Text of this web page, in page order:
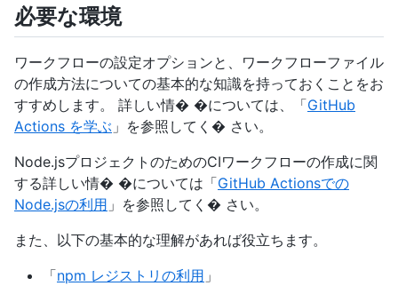
必要な環境
ワークフローの設定オプションと、ワークフローファイル
の作成方法についての基本的な知識を持っておくことをお
すすめします。 詳しい情� �については、「GitHub
Actions を学ぶ 」を参照してく� さい。
Node.jsプロジェクトのためのCIワークフローの作成に関
する詳しい情� �については「GitHub Actionsでの
Node.jsの利用 」を参照してく� さい。
また、以下の基本的な理解があれば役立ちます。
「npm レジストリの利用 」